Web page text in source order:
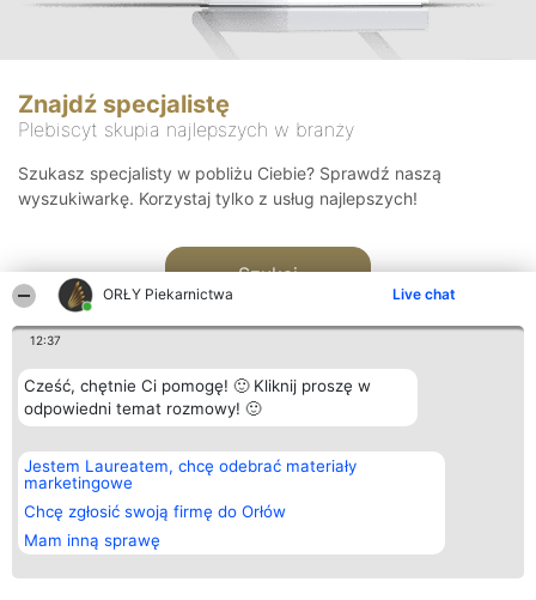
ORŁY Piekarnictwa Live chat
12:37
Cześć, chętnie Ci pomogę! 🙂 Kliknij proszę w
odpowiedni temat rozmowy! 🙂
Jestem Laureatem, chcę odebrać materiały
marketingowe
Chcę zgłosić swoją firmę do Orłów
Mam inną sprawę
Znajdź specjalistę
Plebiscyt skupia najlepszych w branży
Szukasz specjalisty w pobliżu Ciebie? Sprawdź naszą
wyszukiwarkę. Korzystaj tylko z usług najlepszych!
Szukaj
Organizator plebiscytu
Bright Side Solutions sp. z o.
o. sp. k.
ul. Ruska 22
Wrocław 50-079
KRS 0000749100 | Regon
381313360 | NIP 8943132676
Plebiscyt
Laureaci
wszystkich
Laureatów
Regulamin
Kontakt
Kontakt